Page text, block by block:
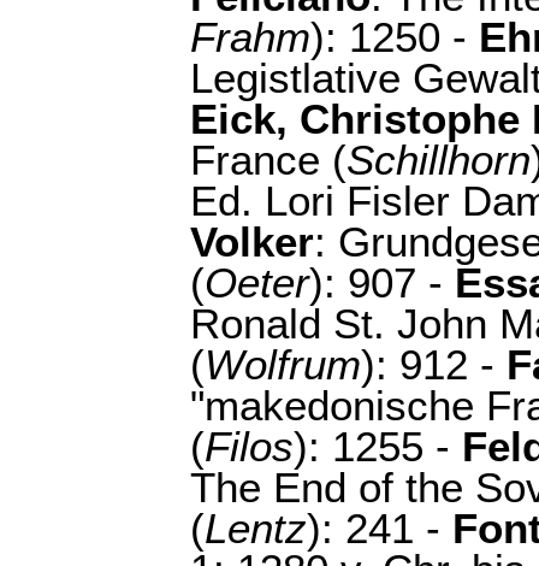
Frahm): 1250 -
Legistlative
Eick, Christophe
France (Schillhorn
Ed. Lori Fisler
Volker:
(Oeter): 907 -
Ronald St. John
(Wolfrum): 912 -
"makedonische
(Filos): 1255 -
The End of the
(Lentz): 241 -